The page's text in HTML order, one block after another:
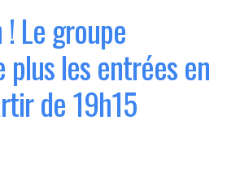
Le groupe
plus les entrées en
de 19h15